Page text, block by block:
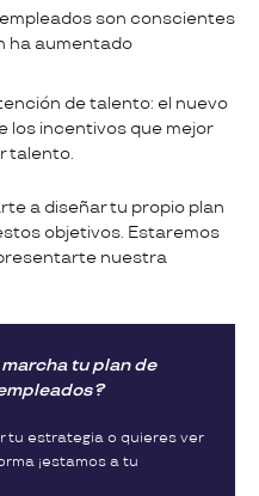
son conscientes
ha aumentado
de talento: el nuevo
los incentivos que mejor
talento.
a diseñar tu propio plan
objetivos. Estaremos
nuestra
tu plan de
tu estrategia o quieres ver
¡estamos a tu